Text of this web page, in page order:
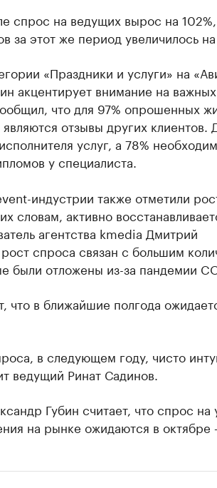
спрос на ведущих вырос на
за этот же период увеличилось на
«Праздники и услуги» на
акцентирует внимание на
что для 97% опрошенных
отзывы других клиентов.
услуг, а 78%
у специалиста.
индустрии также отметили
словам, активно
агентства kmedia Дмитрий
спроса связан с большим
были отложены из-за пандемии
что в ближайшие полгода
в следующем году, чисто
ведущий Ринат Садинов.
Губин считает, что спрос на
на рынке ожидаются в октябре